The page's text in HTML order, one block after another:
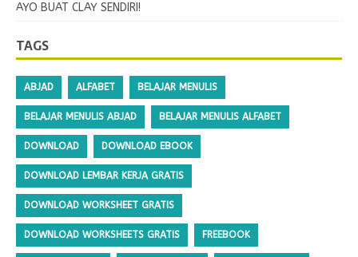
AYO BUAT CLAY SENDIRI!
TAGS
ABJAD ALFABET BELAJAR MENULIS
BELAJAR MENULIS ABJAD BELAJAR MENULIS ALFABET
DOWNLOAD DOWNLOAD EBOOK
DOWNLOAD LEMBAR KERJA GRATIS
DOWNLOAD WORKSHEET GRATIS
DOWNLOAD WORKSHEETS GRATIS FREEBOOK